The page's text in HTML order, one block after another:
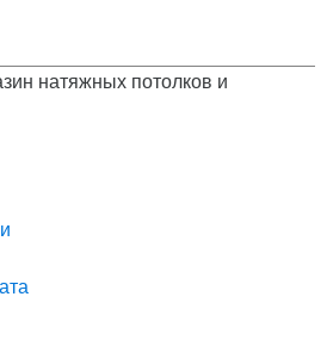
натяжных потолков и